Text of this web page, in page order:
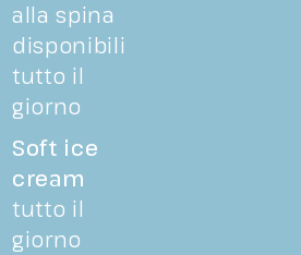
alla spina
disponibili
tutto il
giorno
Soft ice
cream
tutto il
giorno